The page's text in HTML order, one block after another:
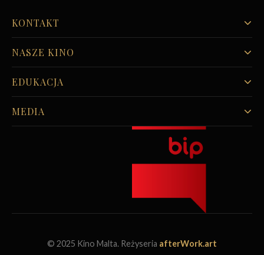
KONTAKT
NASZE KINO
EDUKACJA
MEDIA
© 2025 Kino Malta. Reżyseria afterWork.art